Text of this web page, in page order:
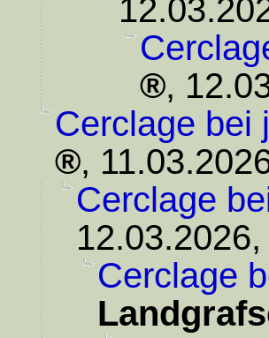
,
Cerclage bei
,
Cerclage
Cerclage